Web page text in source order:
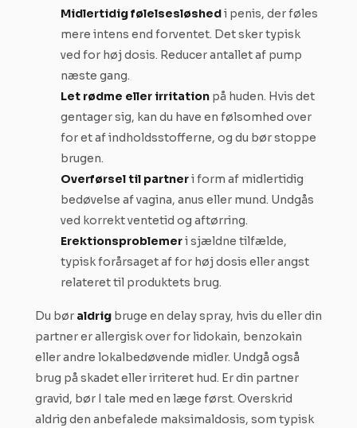
Midlertidig følelsesløshedi penis, der føles
mere intens end forventet. Det sker typisk
ved for høj dosis. Reducer antallet af pump
næste gang.
Let rødme eller irritationpå huden. Hvis det
gentager sig, kan du have en følsomhed over
for et af indholdsstofferne, og du bør stoppe
brugen.
Overførsel til partneri form af midlertidig
bedøvelse af vagina, anus eller mund. Undgås
ved korrekt ventetid og aftørring.
Erektionsproblemeri sjældne tilfælde,
typisk forårsaget af for høj dosis eller angst
relateret til produktets brug.
Du bør aldrigbruge en delay spray, hvis du eller din
partner er allergisk over for lidokain, benzokain
eller andre lokalbedøvende midler. Undgå også
brug på skadet eller irriteret hud. Er din partner
gravid, bør I tale med en læge først. Overskrid
aldrig den anbefalede maksimaldosis, som typisk